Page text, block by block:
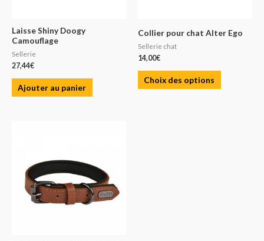
Laisse Shiny Doogy
Camouflage
Sellerie
27,44€
Ajouter au panier
Collier pour chat Alter Ego
Sellerie chat
14,00€
Choix des options